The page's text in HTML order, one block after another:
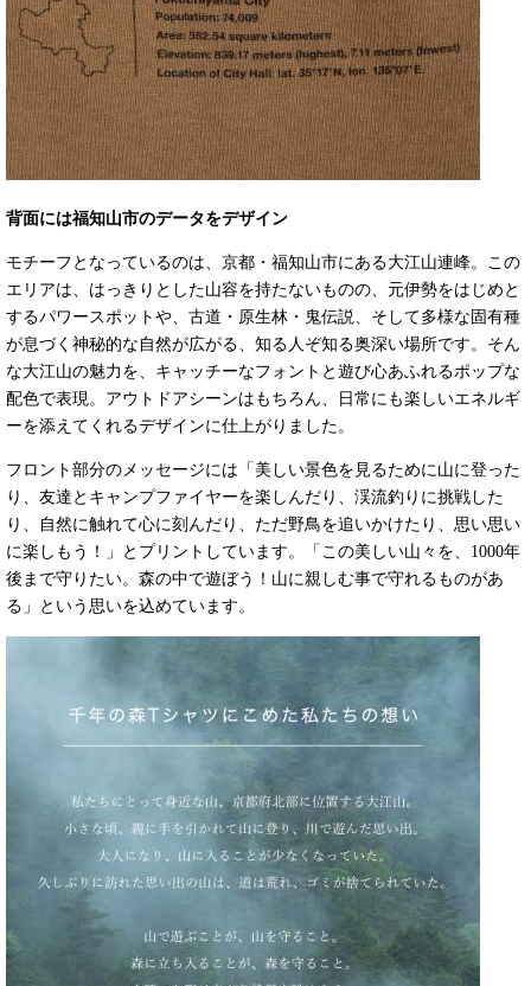
背面には福知山市のデータをデザイン
モチーフとなっているのは、京都・福知山市にある大江山連峰。この
エリアは、はっきりとした山容を持たないものの、元伊勢をはじめと
するパワースポットや、古道・原生林・鬼伝説、そして多様な固有種
が息づく神秘的な自然が広がる、知る人ぞ知る奥深い場所です。そん
な大江山の魅力を、キャッチーなフォントと遊び心あふれるポップな
配色で表現。アウトドアシーンはもちろん、日常にも楽しいエネルギ
ーを添えてくれるデザインに仕上がりました。
フロント部分のメッセージには「美しい景色を見るために山に登った
り、友達とキャンプファイヤーを楽しんだり、渓流釣りに挑戦した
り、自然に触れて心に刻んだり、ただ野鳥を追いかけたり、思い思い
に楽しもう！」とプリントしています。「この美しい山々を、1000年
後まで守りたい。森の中で遊ぼう！山に親しむ事で守れるものがあ
る」という思いを込めています。